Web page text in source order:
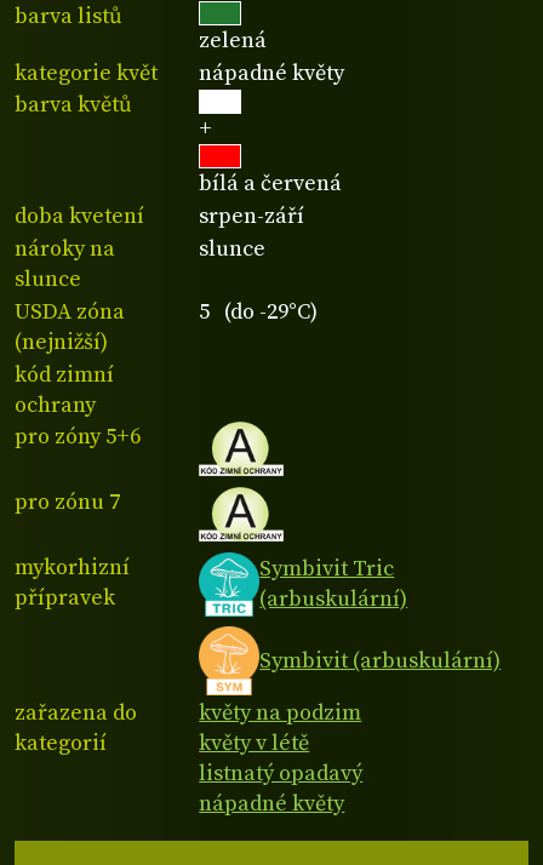
barva listů
zelená
kategorie květ
nápadné květy
barva květů
+
bílá a červená
doba kvetení
srpen-září
nároky na
slunce
slunce
USDA zóna
(nejnižší)
5 (do -29°C)
kód zimní
ochrany
pro zóny 5+6
pro zónu 7
mykorhizní
přípravek
Symbivit Tric
(arbuskulární)
Symbivit (arbuskulární)
zařazena do
kategorií
květy na podzim
květy v létě
listnatý opadavý
nápadné květy